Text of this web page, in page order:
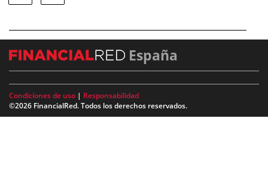
España
Condiciones de uso | Responsabilidad
©2026 FinancialRed. Todos los derechos reservados.